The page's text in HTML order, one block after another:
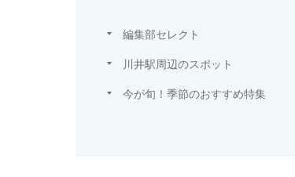
編集部セレクト
川井駅周辺のスポット
今が旬！季節のおすすめ特集